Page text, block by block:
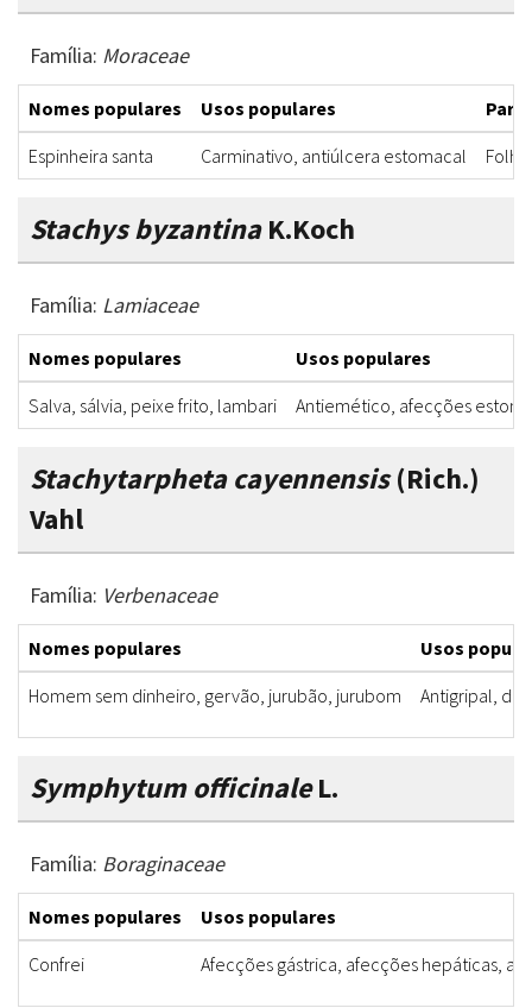
Família: Moraceae
Nomes populares Usos populares
Espinheira santa
Carminativo, antiúlcera estomacal Folha
Stachys byzantinaK.Koch
Família: Lamiaceae
Nomes populares
Usos populares
Salva, sálvia, peixe frito, lambari
Antiemético, afecções
Stachytarpheta cayennensis(Rich.)
Vahl
Família: Verbenaceae
Nomes populares
Usos
Homem sem dinheiro, gervão, jurubão, jurubom
Antigripal,
Symphytum officinaleL.
Família: Boraginaceae
Nomes populares
Usos populares
Confrei
Afecções gástrica, afecções hepáticas,